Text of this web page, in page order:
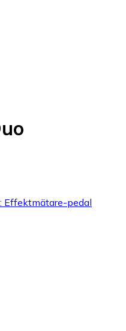
Effektmätare-pedal